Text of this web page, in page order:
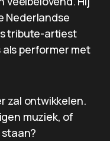
Nederlandse
tribute-artiest
performer met
zal ontwikkelen.
muziek, of